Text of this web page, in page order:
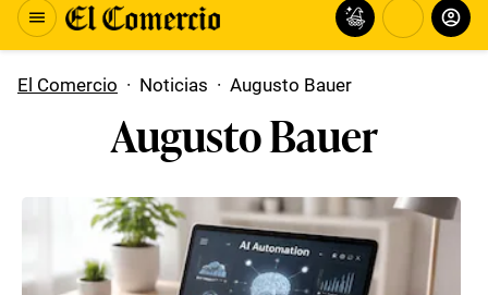
El Comercio · Noticias · Augusto Bauer
Augusto Bauer